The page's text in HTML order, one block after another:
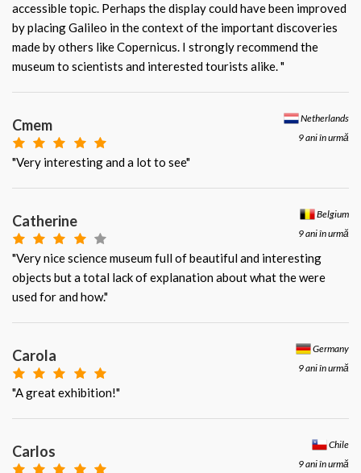
accessible topic. Perhaps the display could have been improved
by placing Galileo in the context of the important discoveries
made by others like Copernicus. I strongly recommend the
museum to scientists and interested tourists alike. "
Netherlands
9 ani în urmă
Cmem
"Very interesting and a lot to see"
Belgium
9 ani în urmă
Catherine
"Very nice science museum full of beautiful and interesting
objects but a total lack of explanation about what the were
used for and how."
Germany
9 ani în urmă
Carola
"A great exhibition!"
Chile
9 ani în urmă
Carlos